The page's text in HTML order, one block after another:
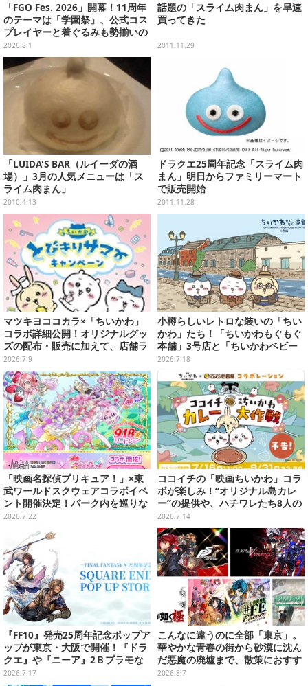
「FGO Fes. 2026」開幕！11周年
のテーマは「学園祭」、公式コス
プレイヤーと着ぐるみも勢揃いの
カルデア学園はお祭り一色
2026.8.1
話題の「スライム肉まん」を早速
買ってきた
2011.11.29
「LUIDA'S BAR（ルイーダの酒
場）」3月の人気メニューは「ス
ライム肉まん」
2010.4.13
ドラクエ25周年記念「スライム肉
まん」明日からファミリーマート
で販売開始
2011.11.28
マツキヨココカラ×「ちいかわ」
コラボ詳細公開！オリジナルグッ
ズの配布・販売に加えて、店舗ラ
ッピングや”花火打ち上げ”まで盛
り沢山
2026.7.9
小樽らしいレトロな装いの「ちい
かわ」たち！「ちいかわもぐもぐ
本舗」3号店と「ちいかわベビー
カステラ」がいよいよオープン
2026.7.18
「映画名探偵プリキュア！」×東
武ワールドスクウェアコラボイベ
ント開催決定！パーク内を巡りな
がらデフォルメフィギュア「ぷり
きゅ～と」を探そう
2026.7.22
ココイチの「映画ちいかわ」コラ
ボが楽しみ！“オリジナル島カレ
ー”の提供や、ハチワレたち8人の
スプーン置きフィギュアをプレゼ
ント
2026.7.14
『FF10』発売25周年記念ポップア
ップが東京・大阪で開催！『ドラ
クエ』や『ニーア』2Ｂプラモな
ども販売
2026.7.17
こんなに違うのに全部「東京」。
華やかな青春の街から砂漠に沈ん
だ悪魔の廃墟まで、散策におすす
め東京ゲーム5選【特集】
2026.8.7